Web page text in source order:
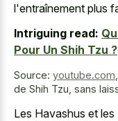
l'entraînement plus
Intriguing read:
Pour Un Shih Tzu ?
Source: youtube.com
de Shih Tzu, sans
Les Havashus et